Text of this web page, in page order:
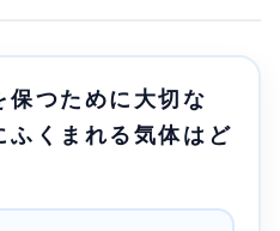
保つために大切な
ふくまれる気体はど